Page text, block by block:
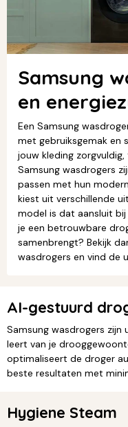
Samsung
en
Een Samsung
met gebruiksgemak en
jouw kleding
Samsung wasdrogers
passen met hun
kiest uit verschillende
model is dat aansluit bij
je een betrouwbare
samenbrengt? Bekijk
wasdrogers en vind de
AI-gestuurd
Samsung wasdrogers
leert van je
optimaliseert de droger
beste resultaten met
Hygiene Steam